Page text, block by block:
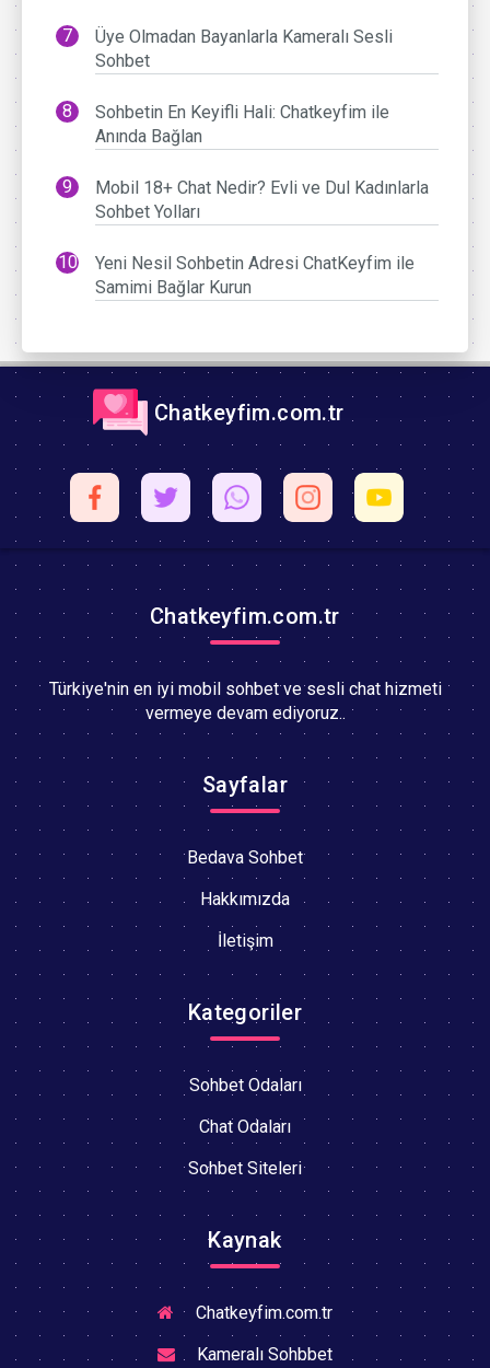
Üye Olmadan Bayanlarla Kameralı Sesli
Sohbet
Sohbetin En Keyifli Hali: Chatkeyfim ile
Anında Bağlan
Mobil 18+ Chat Nedir? Evli ve Dul Kadınlarla
Sohbet Yolları
Yeni Nesil Sohbetin Adresi ChatKeyfim ile
Samimi Bağlar Kurun
Chatkeyfim.com.tr
Chatkeyfim.com.tr
Türkiye'nin en iyi mobil sohbet ve sesli chat hizmeti
vermeye devam ediyoruz..
Sayfalar
Bedava Sohbet
Hakkımızda
İletişim
Kategoriler
Sohbet Odaları
Chat Odaları
Sohbet Siteleri
Kaynak
Chatkeyfim.com.tr
Kameralı Sohbbet